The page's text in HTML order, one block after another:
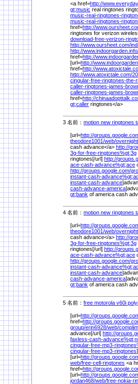
<a href=http://
gt;music real ringtones
music-real-ringtones-
music-real-ringtones-
href=http://
ringtones for verizon
download-free-verizon-
http://www.oursheet.com/
http://
href=http://
[url=http://
href=http://
http://www.atoxictale.com/
cingular-free-ringtones-the-
caller-ringtones-james-
caller-ringtones-james-
href=http://
gt;caller ringtones</a>
3 名前： motion new ringtones
[url=http://
theodore1001/web/
cash advance</a> http://
3g-for-free-ringtones%gt;3g
ringtones[/url] http://
ace-cash-advance%gt;ace
http://groups.google.com/
instant-cash-advance%
instant-cash-advance
cash-advance-america
gt;bank of america cash
4 名前： motion new ringtones
[url=http://
theodore1001/web/
cash advance</a> http://
3g-for-free-ringtones%gt;3g
ringtones[/url] http://
ace-cash-advance%gt;ace
http://groups.google.com/
instant-cash-advance%
instant-cash-advance
cash-advance-america
gt;bank of america cash
5 名前： free motorola v60i
[url=http://
href=http://
group/erin6928/web/
advance[/url] http://
faxless-cash-advance%
cingular-free-mp3-
cingular-free-mp3-ringtones
[url=http://
web/free-cell-ringtones <a
href=http://
[url=http://
jordan468/web/free-nokia-